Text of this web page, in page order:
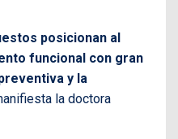
posicionan al
funcional con gran
y la
la doctora